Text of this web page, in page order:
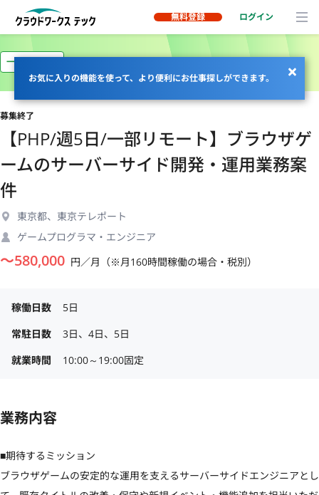
無料登録 ログイン
お気に入りの機能を使って、より便利にお仕事探しができます。
一部リモート
募集終了
【PHP/週5日/一部リモート】ブラウザゲ
ームのサーバーサイド開発・運用業務案
件
東京都、東京テレポート
ゲームプログラマ・エンジニア
〜580,000 円／月（※月160時間稼働の場合・税別）
稼働日数
5日
常駐日数
3日、4日、5日
就業時間
10:00～19:00固定
業務内容
■期待するミッション
ブラウザゲームの安定的な運用を支えるサーバーサイドエンジニアとし